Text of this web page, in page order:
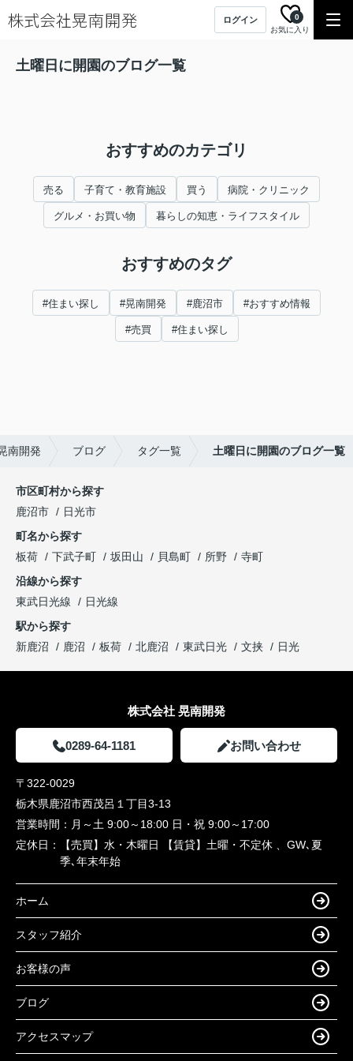
ログイン
お気に入り
0
土曜日に開園のブログ一覧
おすすめのカテゴリ
売る 子育て・教育施設 買う 病院・クリニック
グルメ・お買い物 暮らしの知恵・ライフスタイル
おすすめのタグ
#住まい探し #晃南開発 #鹿沼市 #おすすめ情報
#売買 #住まい探し
南開発 ブログ タグ一覧 土曜日に開園のブログ一覧
市区町村から探す
鹿沼市
日光市
町名から探す
板荷
下武子町 坂田山 貝島町 所野
寺町
沿線から探す
東武日光線
日光線
駅から探す
新鹿沼
鹿沼 板荷 北鹿沼 東武日光 文挟 日光
株式会社 晃南開発
0289-64-1181 お問い合わせ
〒322-0029
栃木県鹿沼市西茂呂１丁目3-13
営業時間： 月～土 9:00～18:00 日・祝 9:00～17:00
定休日：
【売買】水・木曜日 【賃貸】土曜・不定休 、GW､夏
季､年末年始
ホーム
スタッフ紹介
お客様の声
ブログ
アクセスマップ